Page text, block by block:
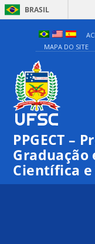
BRASIL
MAPA DO SITE
PPGECT –
Graduação
Científica e